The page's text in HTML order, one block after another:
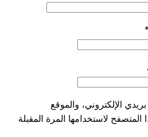
*
الإلكتروني، والموقع
المتصفح لاستخدامها المرة المقبلة